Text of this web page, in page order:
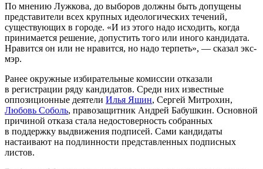
По мнению Лужкова, до выборов должны быть допущены
представители всех крупных идеологических течений,
существующих в городе. «И из этого надо исходить, когда
принимается решение, допустить того или иного кандидата.
Нравится он или не нравится, но надо терпеть», — сказал экс-
мэр.
Ранее окружные избирательные комиссии отказали
в регистрации ряду кандидатов. Среди них известные
оппозиционные деятели Илья Яшин, Сергей Митрохин,
Любовь Соболь, правозащитник Андрей Бабушкин. Основной
причиной отказа стала недостоверность собранных
в поддержку выдвижения подписей. Сами кандидаты
настаивают на подлинности представленных подписных
листов.